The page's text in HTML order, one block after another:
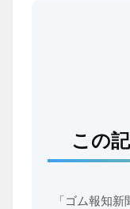
この
「ゴム報知